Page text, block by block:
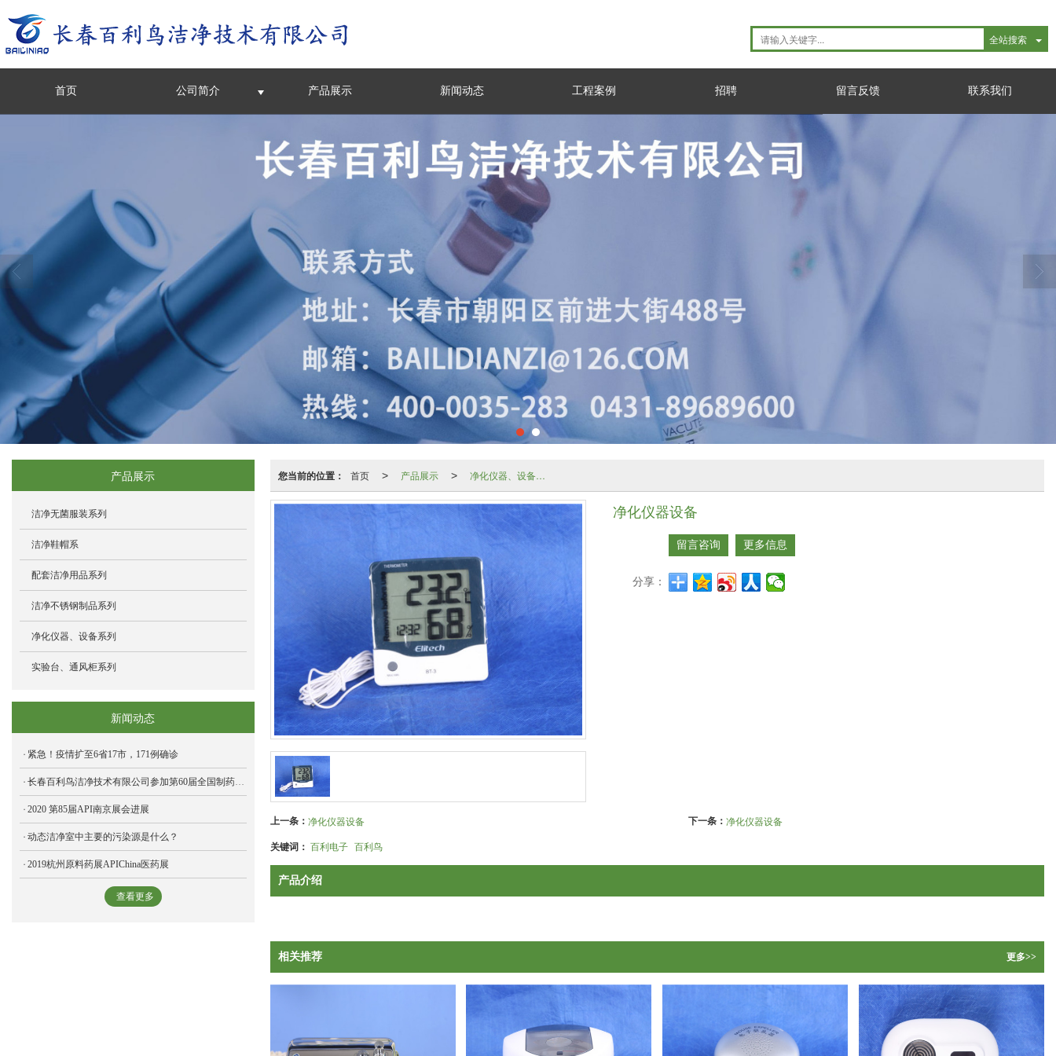
全站搜索
首页 公司简介 产品展示 新闻动态 工程案例 招聘 留言反馈 联系我们
您当前的位置： 首页 > 产品展示 > 净化仪器、设备系列
净化仪器设备
留言咨询 更多信息
分享：
上一条： 净化仪器设备 下一条： 净化仪器设备
关键词： 百利电子 百利鸟
产品介绍
相关推荐 更多>>
产品展示
洁净无菌服装系列
洁净鞋帽系
配套洁净用品系列
洁净不锈钢制品系列
净化仪器、设备系列
实验台、通风柜系列
新闻动态
紧急！疫情扩至6省17市，171例确诊
长春百利鸟洁净技术有限公司参加第60届全国制药机械博览会，圆满结束
2020 第85届API南京展会进展
动态洁净室中主要的污染源是什么？
2019杭州原料药展APIChina医药展
查看更多